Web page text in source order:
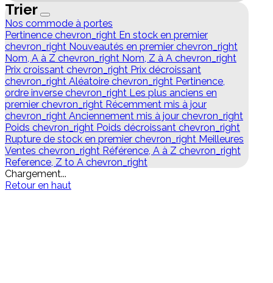
Trier
Nos commode à portes
Pertinence chevron_right En stock en premier
chevron_right Nouveautés en premier chevron_right
Nom, A à Z chevron_right Nom, Z à A chevron_right
Prix croissant chevron_right Prix décroissant
chevron_right Aléatoire chevron_right Pertinence,
ordre inverse chevron_right Les plus anciens en
premier chevron_right Récemment mis à jour
chevron_right Anciennement mis à jour chevron_right
Poids chevron_right Poids décroissant chevron_right
Rupture de stock en premier chevron_right Meilleures
Ventes chevron_right Référence, A à Z chevron_right
Reference, Z to A chevron_right
Chargement...
Retour en haut